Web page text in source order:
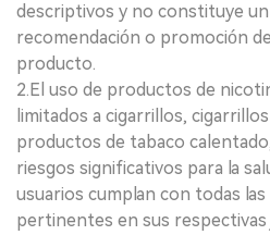
descriptivos y no constituye
recomendación o promoción
producto.
2.El uso de productos de
limitados a cigarrillos,
productos de tabaco
riesgos significativos para la
usuarios cumplan con todas
pertinentes en sus respectivas